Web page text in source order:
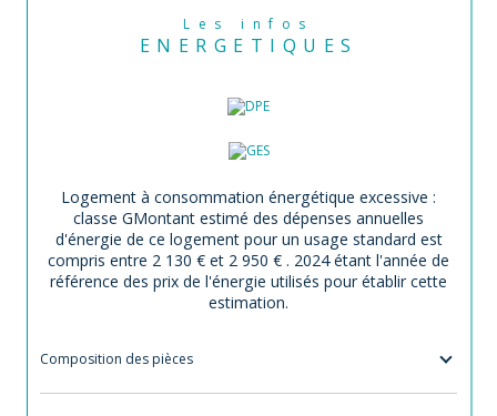
Les infos
ENERGETIQUES
Logement à consommation énergétique excessive :
classe GMontant estimé des dépenses annuelles
d'énergie de ce logement pour un usage standard est
compris entre 2 130 € et 2 950 € . 2024 étant l'année de
référence des prix de l'énergie utilisés pour établir cette
estimation.
Composition des pièces